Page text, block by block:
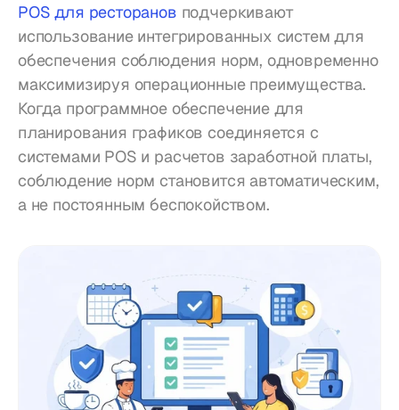
POS для ресторанов подчеркивают
использование интегрированных систем для
обеспечения соблюдения норм, одновременно
максимизируя операционные преимущества.
Когда программное обеспечение для
планирования графиков соединяется с
системами POS и расчетов заработной платы,
соблюдение норм становится автоматическим,
а не постоянным беспокойством.